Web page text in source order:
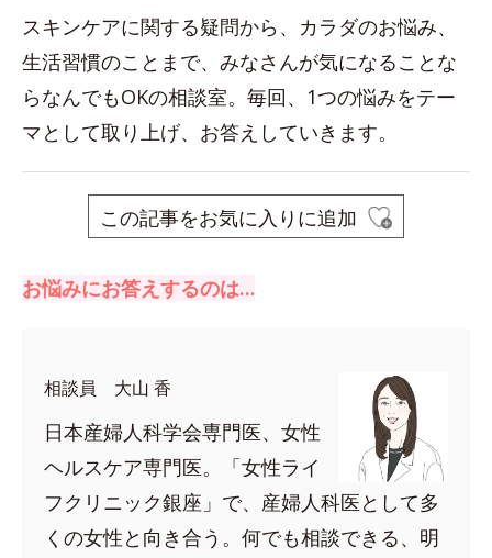
スキンケアに関する疑問から、カラダのお悩み、
生活習慣のことまで、みなさんが気になることな
らなんでもOKの相談室。毎回、1つの悩みをテー
マとして取り上げ、お答えしていきます。
この記事をお気に入りに追加
お悩みにお答えするのは…
相談員 大山 香
日本産婦人科学会専門医、女性
ヘルスケア専門医。「女性ライ
フクリニック銀座」で、産婦人科医として多
くの女性と向き合う。何でも相談できる、明